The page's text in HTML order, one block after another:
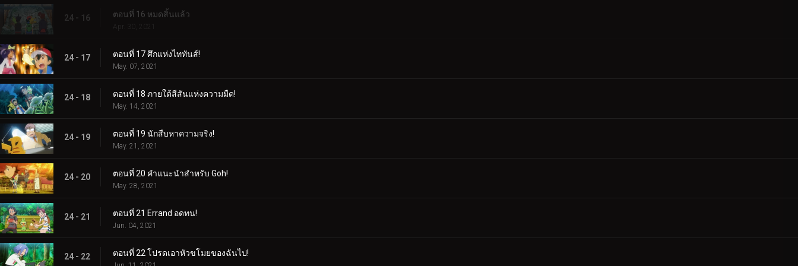
24 - 16 ตอนที่ 16 หมดสิ้นแล้ว
Apr. 30, 2021
24 - 17 ตอนที่ 17 ศึกแห่งไททันส์!
May. 07, 2021
24 - 18 ตอนที่ 18 ภายใต้สีสันแห่งความมืด!
May. 14, 2021
24 - 19 ตอนที่ 19 นักสืบหาความจริง!
May. 21, 2021
24 - 20 ตอนที่ 20 คำแนะนำสำหรับ Goh!
May. 28, 2021
24 - 21 ตอนที่ 21 Errand อดทน!
Jun. 04, 2021
24 - 22 ตอนที่ 22 โปรดเอาหัวขโมยของฉันไป!